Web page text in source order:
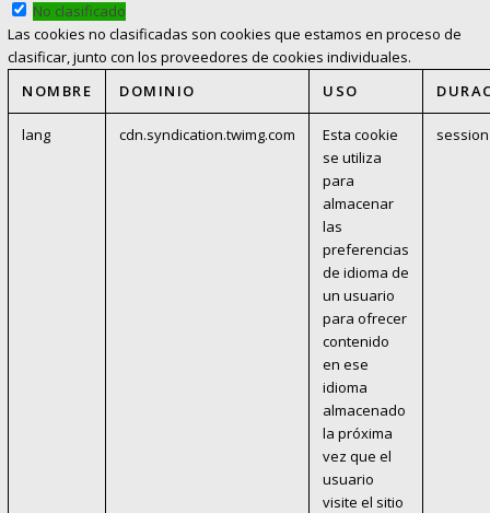
No clasificado
Las cookies no clasificadas son cookies que estamos en proceso de
clasificar, junto con los proveedores de cookies individuales.
NOMBRE
DOMINIO USO
lang cdn.syndication.twimg.com
Esta cookie
se utiliza
para
almacenar
las
preferencias
de idioma de
un usuario
para ofrecer
contenido
en ese
idioma
almacenado
la próxima
vez que el
usuario
visite el sitio
session